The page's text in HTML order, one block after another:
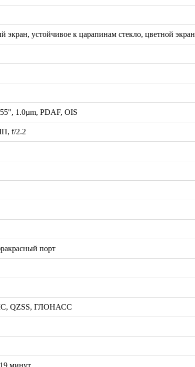
экран, устойчивое к царапинам стекло, цветной экран
1.0µm, PDAF, OIS
f/2.2
порт
QZSS, ГЛОНАСС
минут